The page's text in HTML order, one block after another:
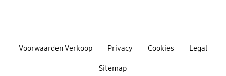
Voorwaarden Verkoop Privacy Cookies Legal
Sitemap